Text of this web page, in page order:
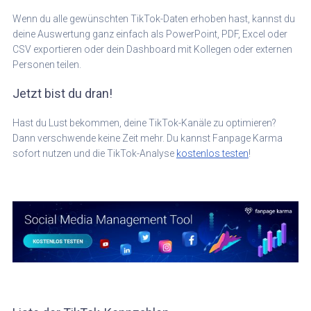
Wenn du alle gewünschten TikTok-Daten erhoben hast, kannst du
deine Auswertung ganz einfach als PowerPoint, PDF, Excel oder
CSV exportieren oder dein Dashboard mit Kollegen oder externen
Personen teilen.
Jetzt bist du dran!
Hast du Lust bekommen, deine TikTok-Kanäle zu optimieren?
Dann verschwende keine Zeit mehr. Du kannst Fanpage Karma
sofort nutzen und die TikTok-Analyse kostenlos testen!